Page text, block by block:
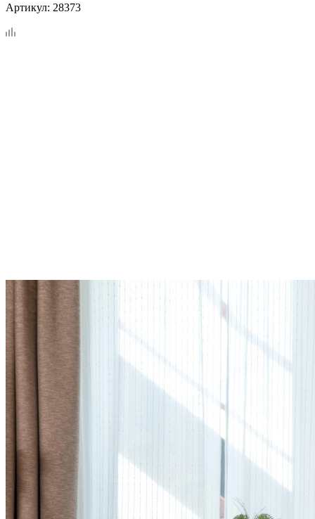
Артикул: 28373